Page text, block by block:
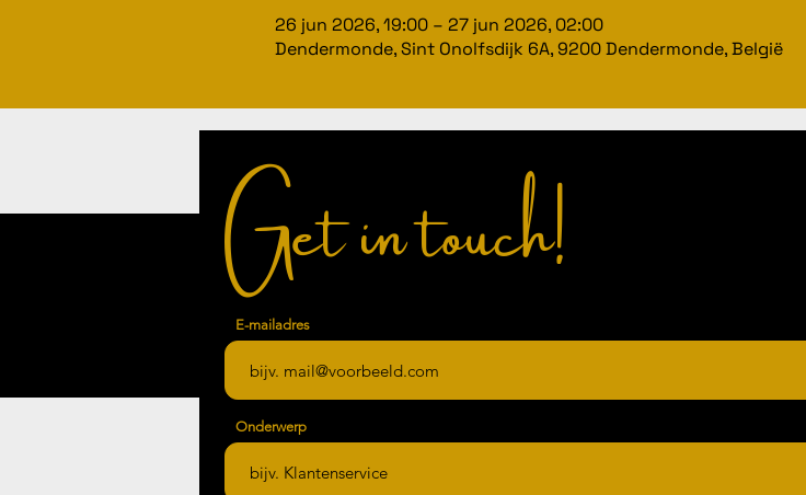
26 jun 2026, 19:00 – 27 jun 2026, 02:00
Dendermonde, Sint Onolfsdijk 6A, 9200 Dendermonde, België
Get in touch!
E-mailadres
Onderwerp